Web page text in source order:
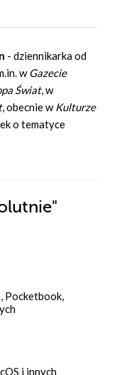
- dziennikarka od
wGazecie
Świat, w
, obecnie wKulturze
o tematyce
Pocketbook,
i innych